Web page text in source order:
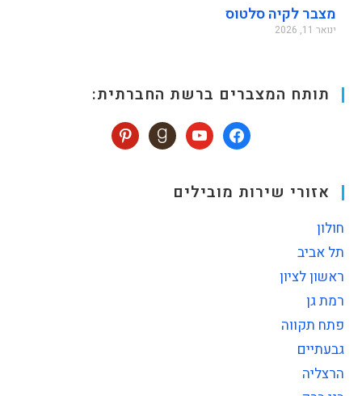
מצבר לקיה סלטוס
ינואר 11, 2026
תותח המצברים ברשת החברתית:
אזורי שירות מובילים
חולון
תל אביב
ראשון לציון
רמת גן
פתח תקווה
גבעתיים
הרצליה